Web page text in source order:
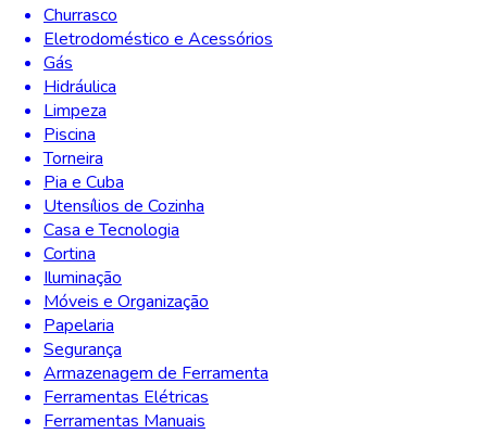
Churrasco
Eletrodoméstico e Acessórios
Gás
Hidráulica
Limpeza
Piscina
Torneira
Pia e Cuba
Utensílios de Cozinha
Casa e Tecnologia
Cortina
Iluminação
Móveis e Organização
Papelaria
Segurança
Armazenagem de Ferramenta
Ferramentas Elétricas
Ferramentas Manuais